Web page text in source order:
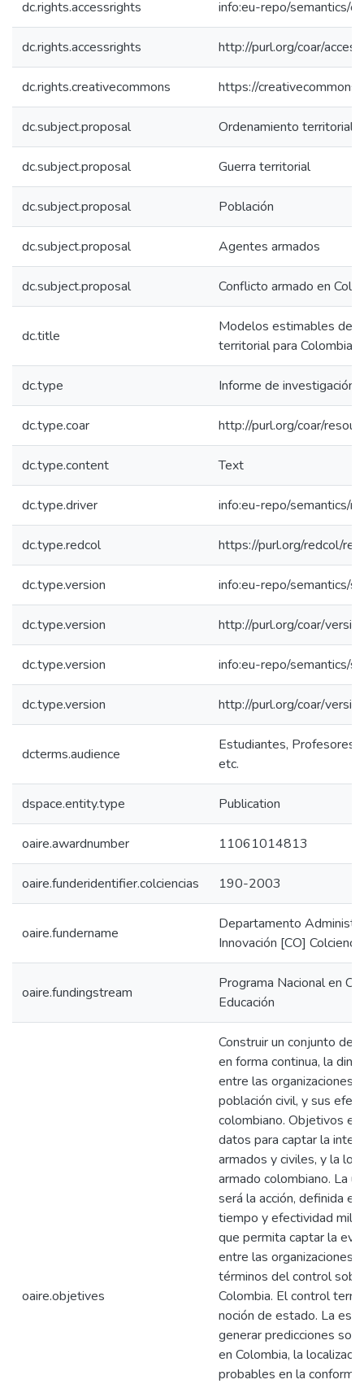
dc.rights.accessrights info:eu-repo/semantics/
dc.rights.accessrights http://purl.org/coar/
dc.rights.creativecommons https://
dc.subject.proposal Ordenamiento territorial
dc.subject.proposal Guerra territorial
dc.subject.proposal Población
dc.subject.proposal Agentes armados
dc.subject.proposal Conflicto armado en
dc.title
Modelos estimables de
territorial para Colombia.
dc.type Informe de investigación
dc.type.coar http://purl.org/coar/
dc.type.content Text
dc.type.driver info:eu-repo/semantics/
dc.type.redcol https://purl.org/redcol/
dc.type.version info:eu-repo/semantics/
dc.type.version http://purl.org/coar/
dc.type.version info:eu-repo/semantics/
dc.type.version http://purl.org/coar/
dcterms.audience
Estudiantes, Profesores,
etc.
dspace.entity.type Publication
oaire.awardnumber 11061014813
oaire.funderidentifier.colciencias 190-2003
oaire.fundername
Departamento
Innovación [CO]
oaire.fundingstream
Programa Nacional en
Educación
oaire.objetives
Construir un conjunto de
en forma continua, la
entre las organizaciones
población civil, y sus
colombiano. Objetivos
datos para captar la
armados y civiles, y la
armado colombiano. La
será la acción, definida
tiempo y efectividad
que permita captar la
entre las organizaciones
términos del control
Colombia. El control
noción de estado. La
generar predicciones
en Colombia, la
probables en la